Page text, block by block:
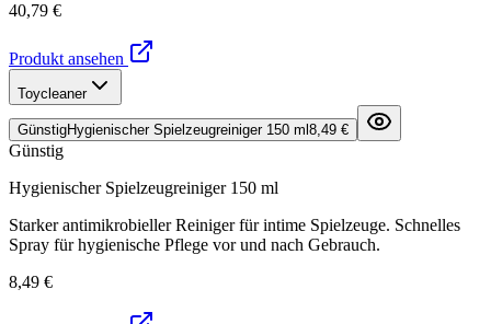
40,79 €
Produkt ansehen
Toycleaner
GünstigHygienischer Spielzeugreiniger 150 ml 8,49 €
Günstig
Hygienischer Spielzeugreiniger 150 ml
Starker antimikrobieller Reiniger für intime Spielzeuge. Schnelles
Spray für hygienische Pflege vor und nach Gebrauch.
8,49 €